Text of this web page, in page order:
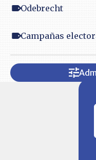
Odebrecht
Campañas